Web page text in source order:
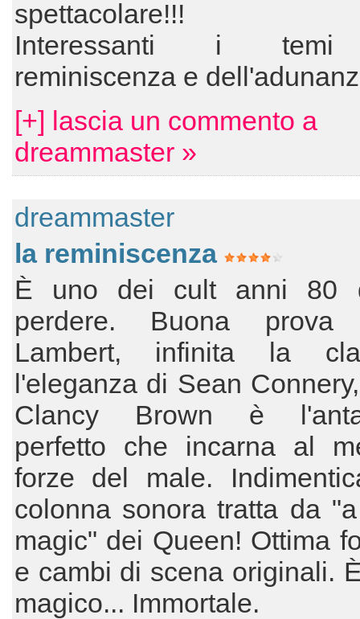
spettacolare!!!
Interessanti i temi
reminiscenza e
[+] lascia un commento a
dreammaster »
dreammaster
la reminiscenza
È uno dei cult anni 80
perdere. Buona
Lambert, infinita la
l'eleganza di Sean
Clancy Brown è
perfetto che incarna al
forze del male.
colonna sonora tratta da
magic" dei Queen! Ottima
e cambi di scena originali.
magico... Immortale.